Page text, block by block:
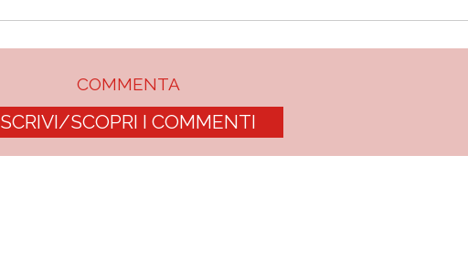
COMMENTA
SCRIVI/SCOPRI I COMMENTI